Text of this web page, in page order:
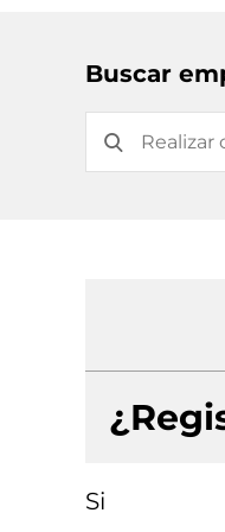
Buscar
Si